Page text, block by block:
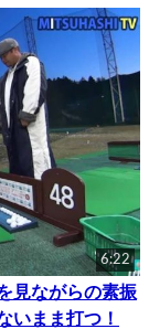
6:22
見ながらの素振
いまま打つ！